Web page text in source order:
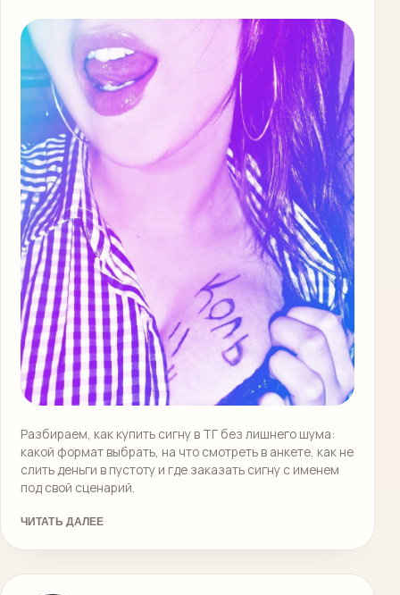
Разбираем, как купить сигну в ТГ без лишнего шума:
какой формат выбрать, на что смотреть в анкете, как не
слить деньги в пустоту и где заказать сигну с именем
под свой сценарий.
ЧИТАТЬ ДАЛЕЕ